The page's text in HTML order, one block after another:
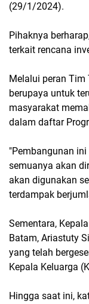
(29/1/2024).
Pihaknya
terkait rencana
Melalui peran Tim
berupaya untuk
masyarakat
dalam daftar
"Pembangunan
semuanya akan
akan digunakan
terdampak
Sementara,
Batam, Ariastuty
yang telah
Kepala Keluarga
Hingga saat ini,